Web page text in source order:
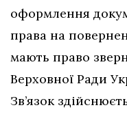
оформлення
права на
мають право
Верховної Ради
Зв’язок